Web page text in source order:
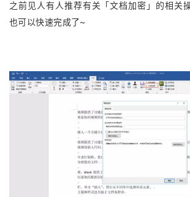
之前见人有人推荐有关「文档加密」的相关
也可以快速完成了~